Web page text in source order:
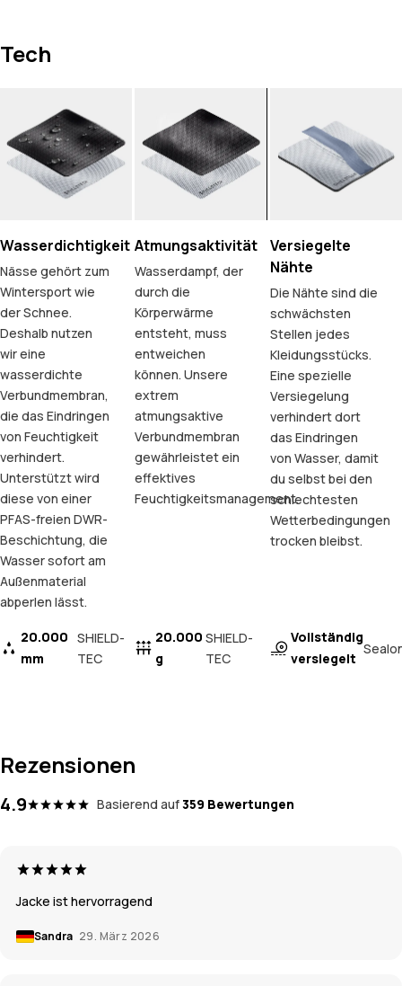
Tech
Wasserdichtigkeit
Nässe gehört zum
Wintersport wie
der Schnee.
Deshalb nutzen
wir eine
wasserdichte
Verbundmembran,
die das Eindringen
von Feuchtigkeit
verhindert.
Unterstützt wird
diese von einer
PFAS-freien DWR-
Beschichtung, die
Wasser sofort am
Außenmaterial
abperlen lässt.
20.000
mm
SHIELD-
TEC
Atmungsaktivität
Wasserdampf, der
durch die
Körperwärme
entsteht, muss
entweichen
können. Unsere
extrem
atmungsaktive
Verbundmembran
gewährleistet ein
effektives
Feuchtigkeitsmanagement.
20.000
g
SHIELD-
TEC
Versiegelte
Nähte
Die Nähte sind die
schwächsten
Stellen jedes
Kleidungsstücks.
Eine spezielle
Versiegelung
verhindert dort
das Eindringen
von Wasser, damit
du selbst bei den
schlechtesten
Wetterbedingungen
trocken bleibst.
Vollständig
versiegelt
Rezensionen
4.9 Basierend auf359 Bewertungen
Jacke ist hervorragend
Sandra 29. März 2026